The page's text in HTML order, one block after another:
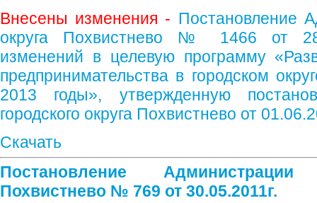
Внесены изменения - Постановление
округа Похвистнево № 1466 от
изменений в целевую программу
предпринимательства в городском
2013 годы», утвержденную
городского округа Похвистнево от
Скачать
Постановление
Похвистнево № 769 от 30.05.2011г.